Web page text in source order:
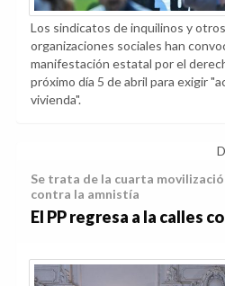
Los sindicatos de inquilinos y
organizaciones sociales han
manifestación estatal por el
próximo día 5 de abril para exigir
vivienda".
Se trata de la cuarta
contra la amnistía
El PP regresa a la calles